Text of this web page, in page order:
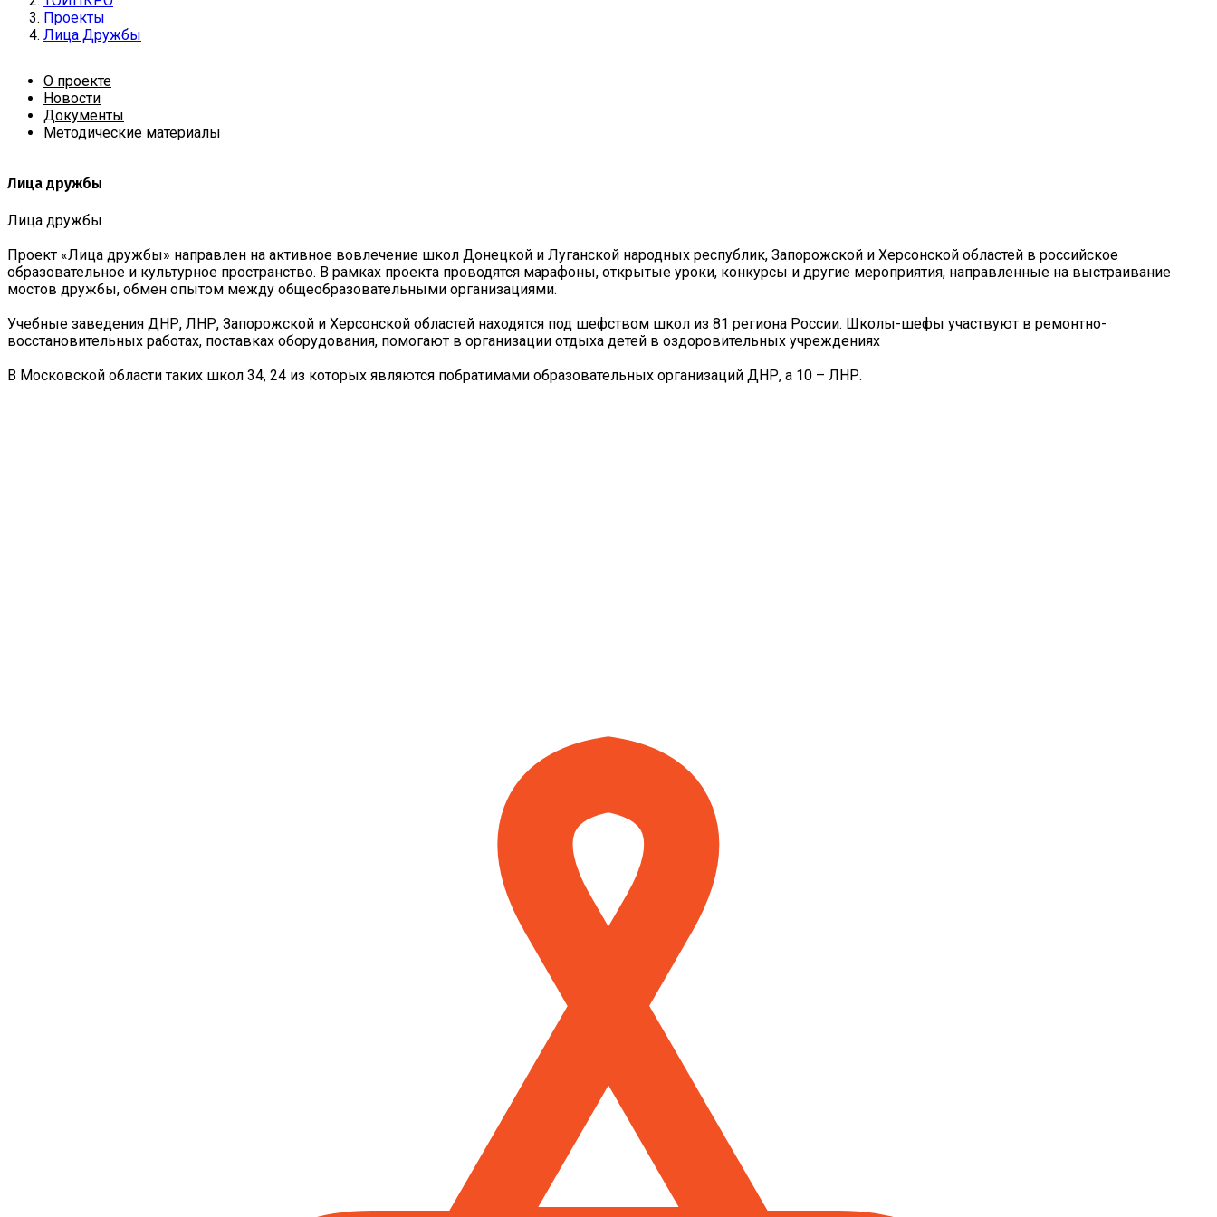
Проекты
Лица Дружбы
О проекте
Новости
Документы
Методические материалы
Лица дружбы
Лица дружбы
Проект «Лица дружбы» направлен на активное вовлечение школ Донецкой и Луганской народных республик, Запорожской и Херсонской областей в российское
образовательное и культурное пространство. В рамках проекта проводятся марафоны, открытые уроки, конкурсы и другие мероприятия, направленные на выстраивание
мостов дружбы, обмен опытом между общеобразовательными организациями.
Учебные заведения ДНР, ЛНР, Запорожской и Херсонской областей находятся под шефством школ из 81 региона России. Школы-шефы участвуют в ремонтно-
восстановительных работах, поставках оборудования, помогают в организации отдыха детей в оздоровительных учреждениях
В Московской области таких школ 34, 24 из которых являются побратимами образовательных организаций ДНР, а 10 – ЛНР.